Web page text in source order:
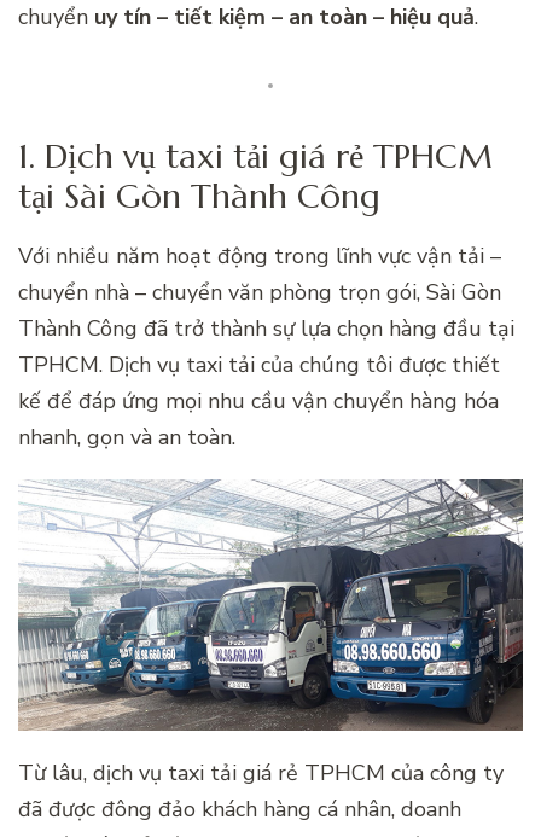
chuyển uy tín – tiết kiệm – an toàn – hiệu quả.
1. Dịch vụ taxi tải giá rẻ TPHCM
tại Sài Gòn Thành Công
Với nhiều năm hoạt động trong lĩnh vực vận tải –
chuyển nhà – chuyển văn phòng trọn gói, Sài Gòn
Thành Công đã trở thành sự lựa chọn hàng đầu tại
TPHCM. Dịch vụ taxi tải của chúng tôi được thiết
kế để đáp ứng mọi nhu cầu vận chuyển hàng hóa
nhanh, gọn và an toàn.
Từ lâu, dịch vụ taxi tải giá rẻ TPHCM của công ty
đã được đông đảo khách hàng cá nhân, doanh